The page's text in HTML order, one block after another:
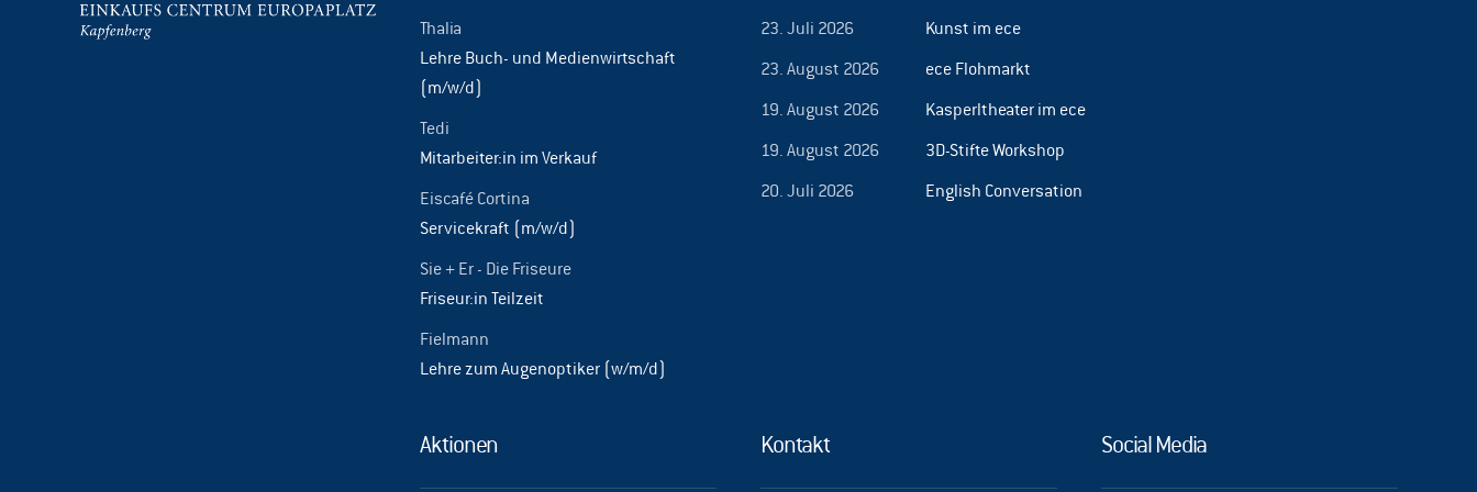
Thalia
Lehre Buch- und Medienwirtschaft
(m/w/d)
Tedi
Mitarbeiter:in im Verkauf
Eiscafé Cortina
Servicekraft (m/w/d)
Sie + Er - Die Friseure
Friseur:in Teilzeit
Fielmann
Lehre zum Augenoptiker (w/m/d)
23. Juli 2026 Kunst im ece
23. August 2026 ece Flohmarkt
19. August 2026 Kasperltheater im ece
19. August 2026 3D-Stifte Workshop
20. Juli 2026 English Conversation
Aktionen Kontakt Social Media